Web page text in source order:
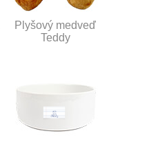
Plyšový medveď
Teddy